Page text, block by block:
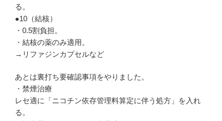
る。
●10（結核）
・0.5割負担。
・結核の薬のみ適用。
→リファジンカプセルなど
あとは裏打ち要確認事項をやりました。
・禁煙治療
レセ適に「ニコチン依存管理料算定に伴う処方」を入れ
る。